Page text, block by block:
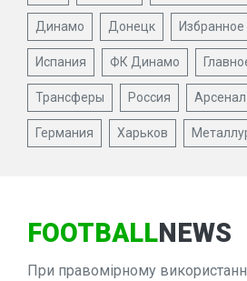
Динамо Донецк Избранное
Испания ФК Динамо
Трансферы Россия Арсенал
Германия Харьков
FOOTBALLNEWS
При правомірному